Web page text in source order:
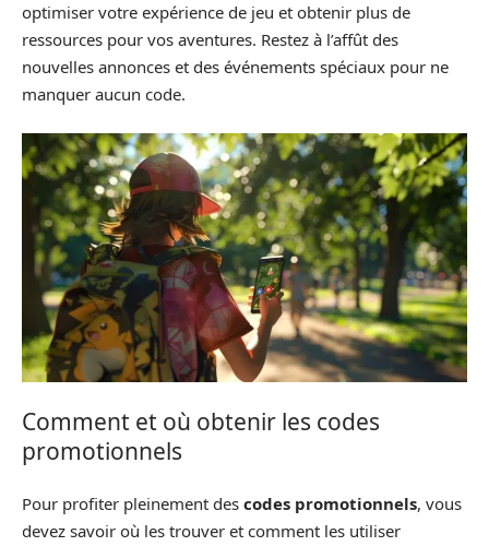
optimiser votre expérience de jeu et obtenir plus de
ressources pour vos aventures. Restez à l’affût des
nouvelles annonces et des événements spéciaux pour ne
manquer aucun code.
Comment et où obtenir les codes
promotionnels
Pour profiter pleinement des codes promotionnels, vous
devez savoir où les trouver et comment les utiliser